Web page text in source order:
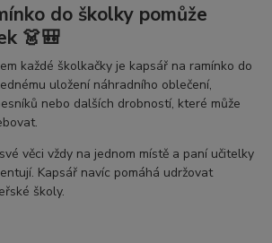
do školky pomůže
👗🎒
každé školkačky je kapsář na ramínko do
uložení náhradního oblečení,
nebo dalších drobností, které může
věci vždy na jednom místě a paní učitelky
Kapsář navíc pomáhá udržovat
školy.